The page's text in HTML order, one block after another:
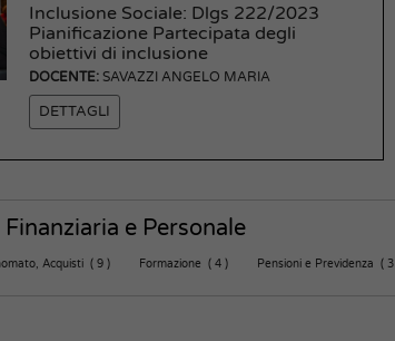
Inclusione Sociale: Dlgs 222/2023
Pianificazione Partecipata degli
obiettivi di inclusione
DOCENTE: SAVAZZI ANGELO MARIA
DETTAGLI
e Personale
Acquisti ( 9 ) Formazione ( 4 ) Pensioni e Previdenza (